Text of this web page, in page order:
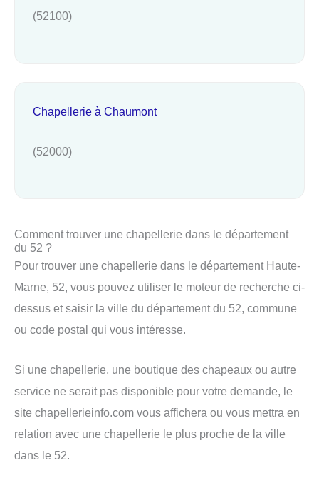
(52100)
Chapellerie à Chaumont
(52000)
Comment trouver une chapellerie dans le département
du 52 ?
Pour trouver une chapellerie dans le département Haute-
Marne, 52, vous pouvez utiliser le moteur de recherche ci-
dessus et saisir la ville du département du 52, commune
ou code postal qui vous intéresse.
Si une chapellerie, une boutique des chapeaux ou autre
service ne serait pas disponible pour votre demande, le
site chapellerieinfo.com vous affichera ou vous mettra en
relation avec une chapellerie le plus proche de la ville
dans le 52.